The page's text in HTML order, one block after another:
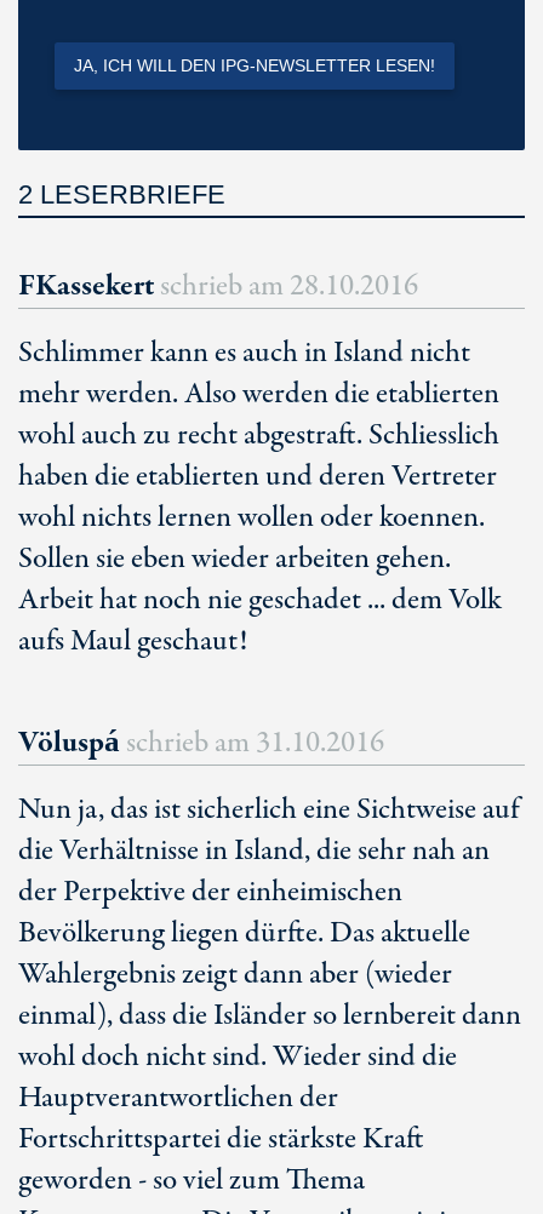
JA, ICH WILL DEN IPG-NEWSLETTER LESEN!
2 LESERBRIEFE
FKassekertschrieb am 28.10.2016
Schlimmer kann es auch in Island nicht
mehr werden. Also werden die etablierten
wohl auch zu recht abgestraft. Schliesslich
haben die etablierten und deren Vertreter
wohl nichts lernen wollen oder koennen.
Sollen sie eben wieder arbeiten gehen.
Arbeit hat noch nie geschadet ... dem Volk
aufs Maul geschaut!
Völuspáschrieb am 31.10.2016
Nun ja, das ist sicherlich eine Sichtweise auf
die Verhältnisse in Island, die sehr nah an
der Perpektive der einheimischen
Bevölkerung liegen dürfte. Das aktuelle
Wahlergebnis zeigt dann aber (wieder
einmal), dass die Isländer so lernbereit dann
wohl doch nicht sind. Wieder sind die
Hauptverantwortlichen der
Fortschrittspartei die stärkste Kraft
geworden - so viel zum Thema